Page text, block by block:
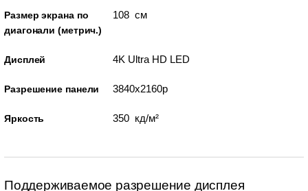
Размер экрана по
диагонали (метрич.)
108 см
Дисплей 4K Ultra HD LED
Разрешение панели 3840x2160p
Яркость 350 кд/м²
Поддерживаемое разрешение дисплея